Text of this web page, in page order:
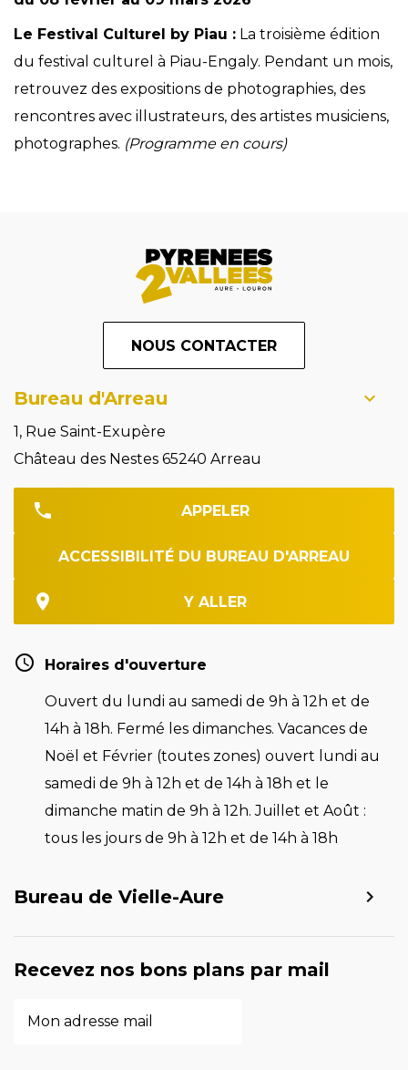
Le Festival Culturel by Piau : La troisième édition
du festival culturel à Piau-Engaly. Pendant un mois,
retrouvez des expositions de photographies, des
rencontres avec illustrateurs, des artistes musiciens,
photographes. (Programme en cours)
NOUS CONTACTER
Bureau d'Arreau
1, Rue Saint-Exupère
Château des Nestes 65240 Arreau
APPELER
ACCESSIBILITÉ DU BUREAU D'ARREAU
Y ALLER
Horaires d'ouverture
Ouvert du lundi au samedi de 9h à 12h et de
14h à 18h. Fermé les dimanches. Vacances de
Noël et Février (toutes zones) ouvert lundi au
samedi de 9h à 12h et de 14h à 18h et le
dimanche matin de 9h à 12h. Juillet et Août :
tous les jours de 9h à 12h et de 14h à 18h
Bureau de Vielle-Aure
Recevez nos bons plans par mail